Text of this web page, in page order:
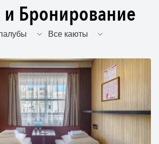
Бронирование